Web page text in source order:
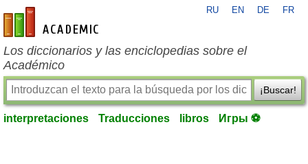
es-academic.com
RU EN DE FR
Los diccionarios y las enciclopedias sobre el
Académico
¡Buscar!
interpretaciones Traducciones libros Игры ⚽